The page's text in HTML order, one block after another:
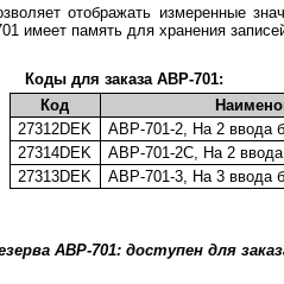
отображать измеренные
имеет память для хранения
Коды для заказа АВР-701:
Код
27312DEK
АВР-701-2, На 2 ввода
27314DEK
АВР-701-2С, На 2 ввода
27313DEK
АВР-701-3, На 3 ввода
АВР-701: доступен для